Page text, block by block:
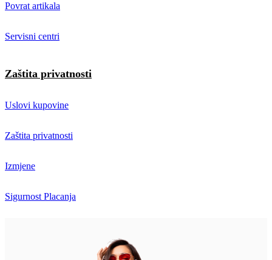
Povrat artikala
Servisni centri
Zaštita privatnosti
Uslovi kupovine
Zaštita privatnosti
Izmjene
Sigurnost Placanja